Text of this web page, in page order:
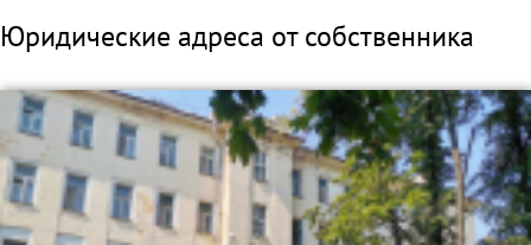
Юридические адреса от собственника